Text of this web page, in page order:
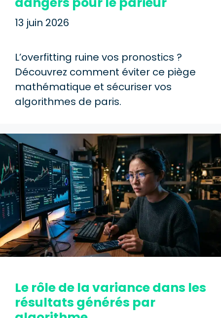
13 juin 2026
L’overfitting ruine vos pronostics ?
Découvrez comment éviter ce piège
mathématique et sécuriser vos
algorithmes de paris.
Le rôle de la variance dans les
résultats générés par